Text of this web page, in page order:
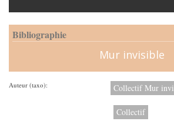
Bibliographie
Mur invisible
Auteur (taxo): Collectif Mur
Collectif